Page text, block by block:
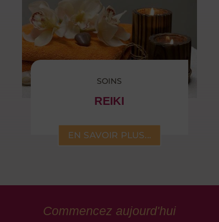
SOINS
REIKI
EN SAVOIR PLUS...
Commencez aujourd'hui